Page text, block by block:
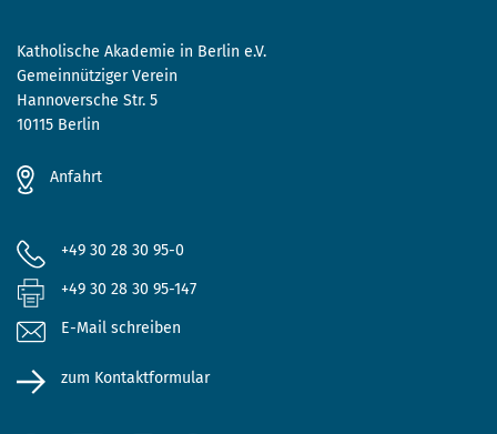
Katholische Akademie in Berlin e.V.
Gemeinnütziger Verein
Hannoversche Str. 5
10115 Berlin
Anfahrt
+49 30 28 30 95-0
+49 30 28 30 95-147
E-Mail schreiben
zum Kontaktformular